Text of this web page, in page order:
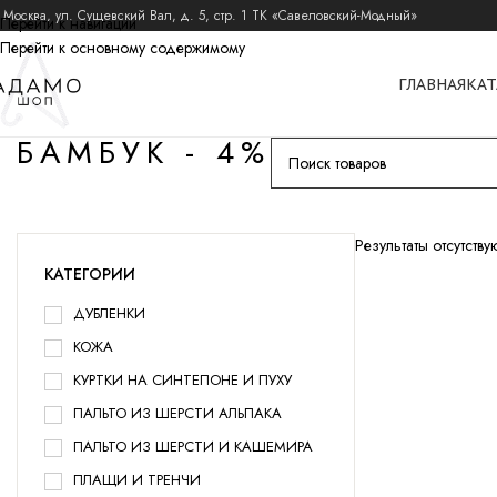
Перейти к навигации
Перейти к основному содержимому
ул. Сущевский Вал, д. 5, стр. 1 ТК «Савеловский-Модный»
ГЛАВНАЯ
БАМБУК - 4%
КАТЕГОРИИ
ДУБЛЕНКИ
КОЖА
КУРТКИ НА СИНТЕПОНЕ И ПУХУ
ПАЛЬТО ИЗ ШЕРСТИ АЛЬПАКА
ПАЛЬТО ИЗ ШЕРСТИ И КАШЕМИРА
ПЛАЩИ И ТРЕНЧИ
Результаты